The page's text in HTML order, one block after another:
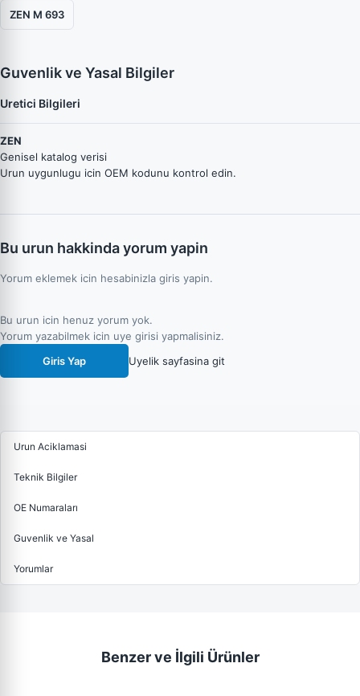
ZEN M 693
Guvenlik ve Yasal Bilgiler
Uretici Bilgileri
ZEN
Genisel katalog verisi
Urun uygunlugu icin OEM kodunu kontrol edin.
Bu urun hakkinda yorum yapin
Yorum eklemek icin hesabinizla giris yapin.
Bu urun icin henuz yorum yok.
Yorum yazabilmek icin uye girisi yapmalisiniz.
Giris Yap
Uyelik sayfasina git
Urun Aciklamasi
Teknik Bilgiler
OE Numaraları
Guvenlik ve Yasal
Yorumlar
Benzer ve İlgili Ürünler